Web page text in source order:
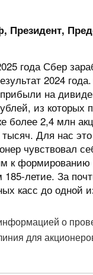
Президент,
года Сбер
2024
на
из которых
более 2,4 млн
тысяч. Для нас
чувствовал
к
летие. За
касс до одной
о
для